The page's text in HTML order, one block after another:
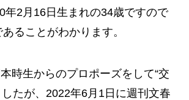
年2月16日生まれの34歳ですので
ることがわかります。
時生からのプロポーズをして“交
したが、2022年6月1日に週刊文春